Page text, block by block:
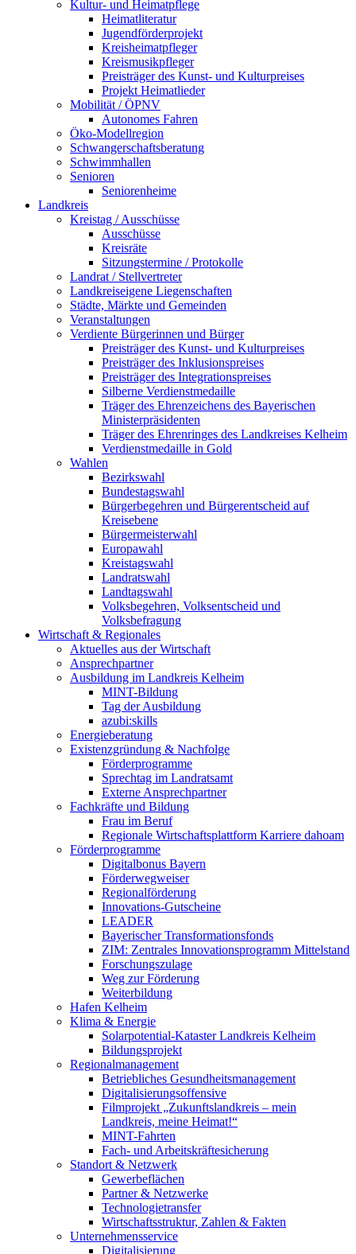
Kultur- und Heimatpflege
Heimatliteratur
Jugendförderprojekt
Kreisheimatpfleger
Kreismusikpfleger
Preisträger des Kunst- und Kulturpreises
Projekt Heimatlieder
Mobilität / ÖPNV
Autonomes Fahren
Öko-Modellregion
Schwangerschaftsberatung
Schwimmhallen
Senioren
Seniorenheime
Landkreis
Kreistag / Ausschüsse
Ausschüsse
Kreisräte
Sitzungstermine / Protokolle
Landrat / Stellvertreter
Landkreiseigene Liegenschaften
Städte, Märkte und Gemeinden
Veranstaltungen
Verdiente Bürgerinnen und Bürger
Preisträger des Kunst- und Kulturpreises
Preisträger des Inklusionspreises
Preisträger des Integrationspreises
Silberne Verdienstmedaille
Träger des Ehrenzeichens des Bayerischen
Ministerpräsidenten
Träger des Ehrenringes des Landkreises Kelheim
Verdienstmedaille in Gold
Wahlen
Bezirkswahl
Bundestagswahl
Bürgerbegehren und Bürgerentscheid auf
Kreisebene
Bürgermeisterwahl
Europawahl
Kreistagswahl
Landratswahl
Landtagswahl
Volksbegehren, Volksentscheid und
Volksbefragung
Wirtschaft & Regionales
Aktuelles aus der Wirtschaft
Ansprechpartner
Ausbildung im Landkreis Kelheim
MINT-Bildung
Tag der Ausbildung
azubi:skills
Energieberatung
Existenzgründung & Nachfolge
Förderprogramme
Sprechtag im Landratsamt
Externe Ansprechpartner
Fachkräfte und Bildung
Frau im Beruf
Regionale Wirtschaftsplattform Karriere dahoam
Förderprogramme
Digitalbonus Bayern
Förderwegweiser
Regionalförderung
Innovations-Gutscheine
LEADER
Bayerischer Transformationsfonds
ZIM: Zentrales Innovationsprogramm Mittelstand
Forschungszulage
Weg zur Förderung
Weiterbildung
Hafen Kelheim
Klima & Energie
Solarpotential-Kataster Landkreis Kelheim
Bildungsprojekt
Regionalmanagement
Betriebliches Gesundheitsmanagement
Digitalisierungsoffensive
Filmprojekt „Zukunftslandkreis – mein
Landkreis, meine Heimat!“
MINT-Fahrten
Fach- und Arbeitskräftesicherung
Standort & Netzwerk
Gewerbeflächen
Partner & Netzwerke
Technologietransfer
Wirtschaftsstruktur, Zahlen & Fakten
Unternehmensservice
Digitalisierung